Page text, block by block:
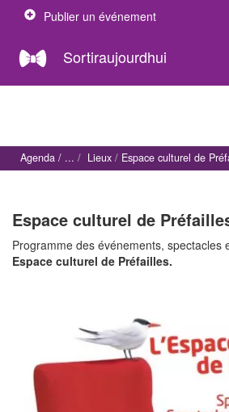
Publier un événement
Sortiraujourdhui
Agenda Lieux Espace culturel de
Espace culturel de
Programme des événements, spectacles
Espace culturel de Préfailles.